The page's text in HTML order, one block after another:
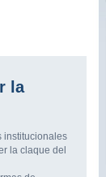
la
institucionales
la claque del